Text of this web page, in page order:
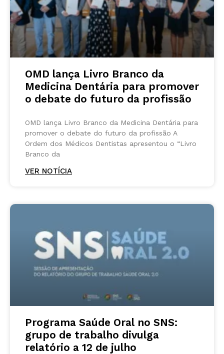
OMD lança Livro Branco da
Medicina Dentária para promover
o debate do futuro da profissão
OMD lança Livro Branco da Medicina Dentária para
promover o debate do futuro da profissão A
Ordem dos Médicos Dentistas apresentou o “Livro
Branco da
VER NOTÍCIA
Programa Saúde Oral no SNS:
grupo de trabalho divulga
relatório a 12 de julho